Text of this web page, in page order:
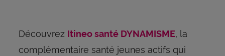
Découvrez Itineo santé DYNAMISME, la
complémentaire santé jeunes actifs qui